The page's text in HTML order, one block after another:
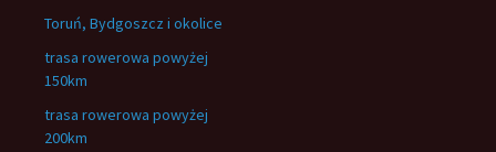
Toruń, Bydgoszcz i okolice
trasa rowerowa powyżej
150km
trasa rowerowa powyżej
200km